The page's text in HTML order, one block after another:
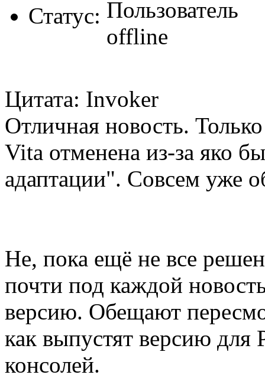
Статус:
Цитата: Invoker
Отличная новость.
Vita отменена из-за яко
адаптации". Совсем уже
Не, пока ещё не все
почти под каждой
версию. Обещают
как выпустят версию для
консолей.